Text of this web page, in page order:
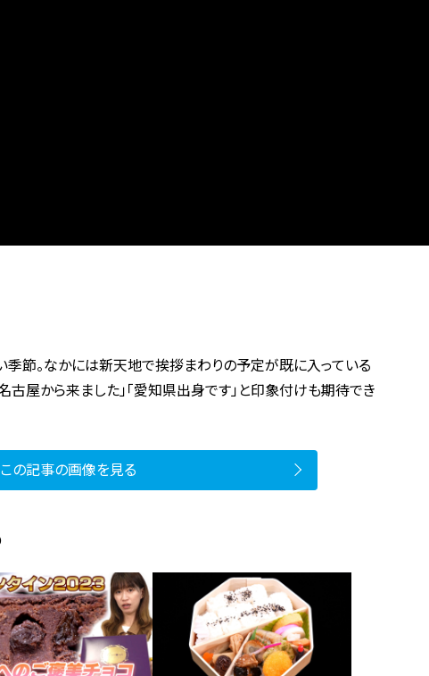
季節。なかには新天地で挨拶まわりの予定が既に入っている
古屋から来ました」「愛知県出身です」と印象付けも期待でき
この記事の画像を見る